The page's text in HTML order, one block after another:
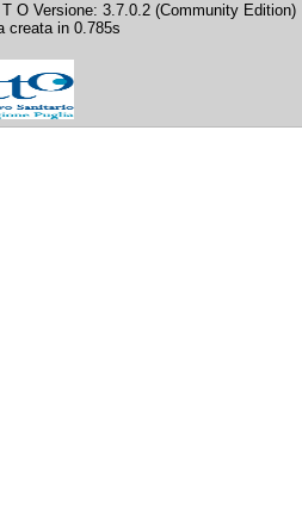
O Versione: 3.7.0.2 (Community Edition)
creata in 0.785s